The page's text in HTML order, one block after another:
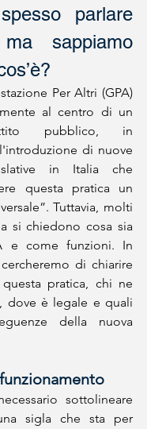
parlare
sappiamo
Per Altri (GPA)
al centro di un
pubblico, in
di nuove
in Italia che
questa pratica un
Tuttavia, molti
si chiedono cosa sia
e come funzioni. In
di chiarire
pratica, chi ne
dove è legale e quali
della nuova
sottolineare
sigla che sta per